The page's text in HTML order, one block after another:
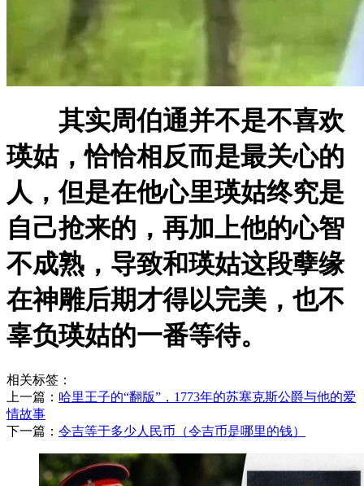
其实周伯通并不是不喜欢
瑛姑，恰恰相反而是最关心的
人，但是在他心里瑛姑终究是
自己抢来的，再加上他的心智
不成熟，导致和瑛姑这段孽缘
在神雕后期才得以完美，也不
辜负瑛姑的一番等待。
相关标签：
上一篇： ​哈里王子的“翻版”，1773年的苏塞克斯公爵与他的爱
情故事
下一篇： ​令吉等于多少人民币（令吉币是哪里的钱）